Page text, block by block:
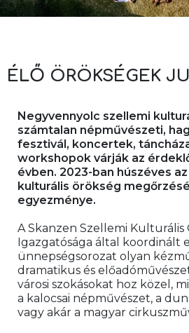
ÉLŐ ÖRÖKSÉGEK
Negyvennyolc szellemi
számtalan népművészeti,
fesztivál, koncertek,
workshopok várják az
évben. 2023-ban húszéves
kulturális örökség
egyezménye.
A Skanzen Szellemi Kulturális
Igazgatósága által koordinált
ünnepségsorozat olyan
dramatikus és
városi szokásokat hoz közel,
a kalocsai népművészet, a
vagy akár a magyar